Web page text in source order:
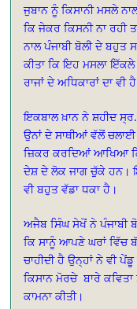
ਜੁਬਾਨ ਨੂੰ ਕਿਸਾਨੀ ਮਸਲੇ
ਕਿ ਜੇਕਰ ਕਿਸਨੀ ਨਾ ਰਹੀ
ਨਾਲ ਪੰਜਾਬੀ ਬੋਲੀ ਦੇ
ਕੀਤਾ ਕਿ ਇਹ ਮਸਲਾ ਇੱਕਲੇ
ਰਾਜਾਂ ਦੇ ਅਧਿਕਾਰਾਂ ਦਾ ਵੀ
ਇਕਬਾਲ ਖ਼ਾਨ ਨੇ ਸ਼ਹੀਦ
ਉਨਾਂ ਦੇ ਸਾਥੀਆਂ ਵੱਲੋਂ ਚਲਾਈ
ਜ਼ਿਕਰ ਕਰਦਿਆਂ ਆਖਿਆ
ਦੇਸ਼ ਦੇ ਲੋਕ ਜਾਗ ਚੁੱਕੇ ਹਨ।
ਵੀ ਬਹੁਤ ਵੱਡਾ ਧਕਾ ਹੈ।
ਅਜੈਬ ਸਿੰਘ ਸੇਖੋਂ ਨੇ ਪੰਜਾਬੀ
ਕਿ ਸਾਨੂੰ ਆਪਣੇ ਘਰਾਂ ਵਿੱਚ
ਚਾਹੀਦੀ ਹੈ ਉਨ੍ਹਾਂ ਨੇ ਵੀ
ਕਿਸਾਨ ਮੋਰਚੇ ਬਾਰੇ
ਕਾਮਨਾ ਕੀਤੀ।